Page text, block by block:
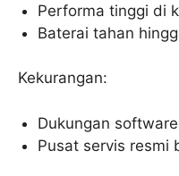
Performa tinggi di
Baterai tahan
Kekurangan:
Dukungan
Pusat servis resmi